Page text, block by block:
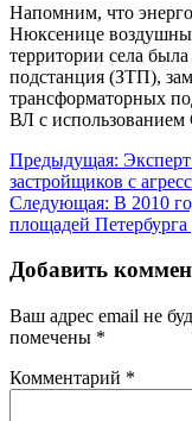
Напомним, что
Нюксенице
территории села
подстанция (ЗТП),
трансформаторных
ВЛ с
Навигация
по
записям
Предыдущая:
застройщиков с
Следующая: В 2010
площадей Петербурга
Добавить
Ваш адрес email не
помечены *
Комментарий *